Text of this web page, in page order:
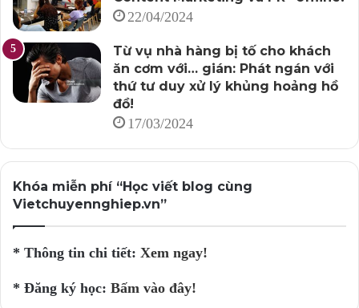
22/04/2024
Từ vụ nhà hàng bị tố cho khách
ăn cơm với… gián: Phát ngán với
thứ tư duy xử lý khủng hoảng hồ
đồ!
17/03/2024
Khóa miễn phí “Học viết blog cùng
Vietchuyennghiep.vn”
* Thông tin chi tiết: Xem ngay!
* Đăng ký học: Bấm vào đây!